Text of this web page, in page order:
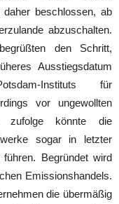
daher beschlossen, ab
abzuschalten.
den Schritt,
Ausstiegsdatum
Instituts für
vor ungewollten
zufolge könnte die
sogar in letzter
Begründet wird
Emissionshandels.
die übermäßig